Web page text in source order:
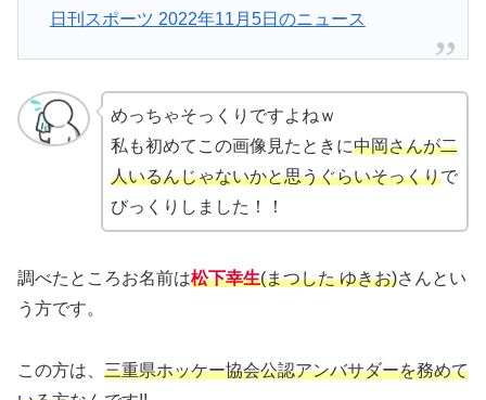
日刊スポーツ 2022年11月5日のニュース
めっちゃそっくりですよねｗ
私も初めてこの画像見たときに中岡さんが二
人いるんじゃないかと思うぐらいそっくりで
びっくりしました！！
調べたところお名前は松下幸生(まつした ゆきお)さんとい
う方です。
この方は、 三重県ホッケー協会公認アンバサダーを務めて